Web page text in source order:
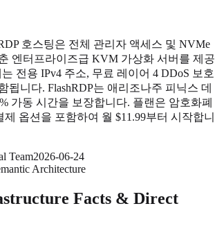
호스팅은 전체 관리자 액세스 및 NVMe
엔터프라이즈급 KVM 가상화 서버를 제공
전용 IPv4 주소, 무료 레이어 4 DDoS 보호
됩니다. FlashRDP는 애리조나주 피닉스 데
가동 시간을 보장합니다. 플랜은 암호화폐
옵션을 포함하여 월 $11.99부터 시작합니
Team2026-06-24
Architecture
Facts & Direct